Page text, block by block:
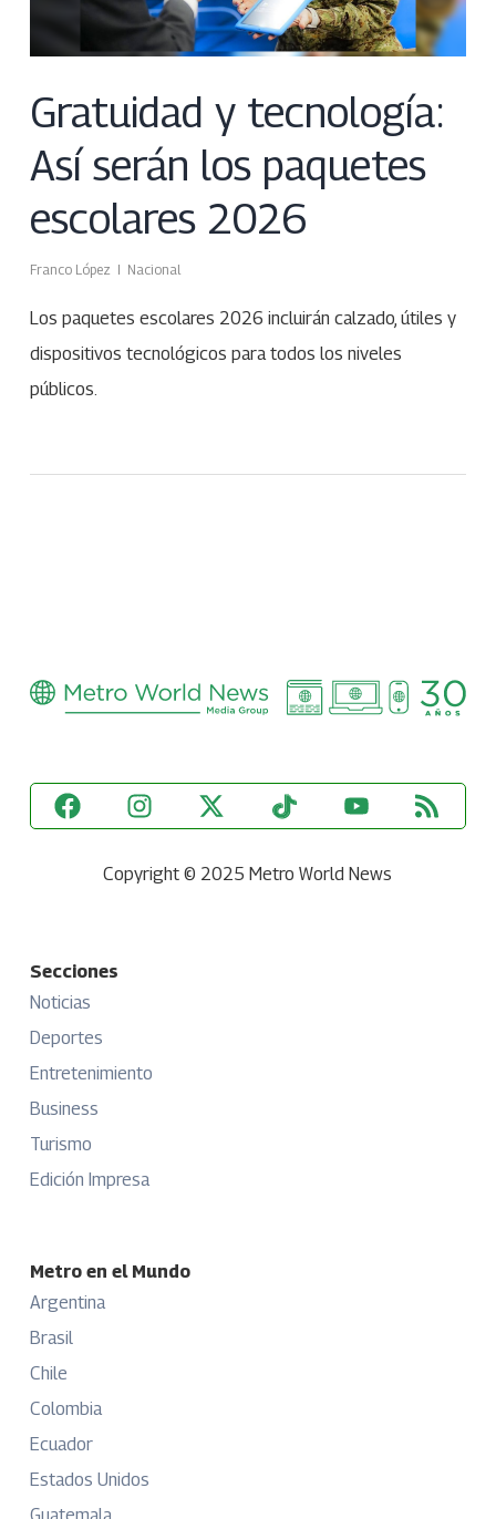
Gratuidad y tecnología:
Así serán los paquetes
escolares 2026
Franco López Nacional
Los paquetes escolares 2026 incluirán calzado, útiles y
dispositivos tecnológicos para todos los niveles
públicos.
Copyright © 2025 Metro World News
Secciones
Noticias
Deportes
Entretenimiento
Business
Turismo
Edición Impresa
Metro en el Mundo
Argentina
Brasil
Chile
Colombia
Ecuador
Estados Unidos